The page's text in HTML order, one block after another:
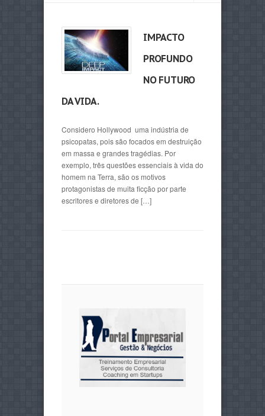
IMPACTO
PROFUNDO
NO FUTURO
DA VIDA.
Considero Hollywood uma indústria de
psicopatas, pois são focados em destruição
em massa e grandes tragédias. Por
exemplo, três questões essenciais à vida do
homem na Terra, são os motivos
protagonistas de muita ficção por parte
escritores e diretores de […]